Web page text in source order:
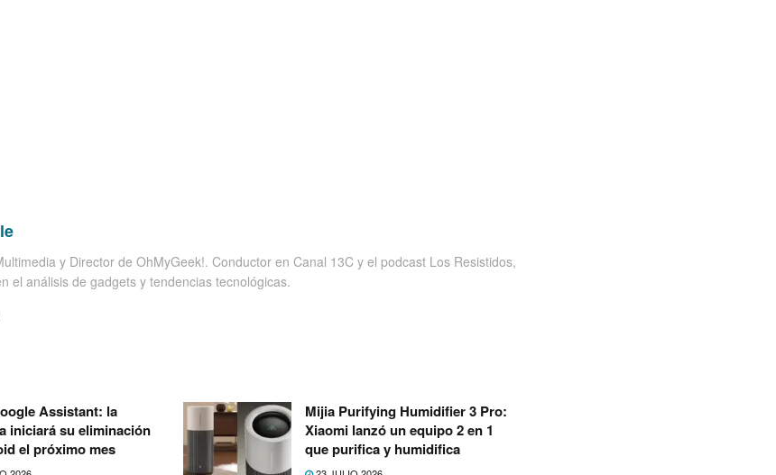
y Director de OhMyGeek!. Conductor en Canal 13C y el podcast Los Resistidos,
el análisis de gadgets y tendencias tecnológicas.
Assistant: la
iniciará su eliminación
el próximo mes
Mijia Purifying Humidifier 3 Pro:
Xiaomi lanzó un equipo 2 en 1
que purifica y humidifica